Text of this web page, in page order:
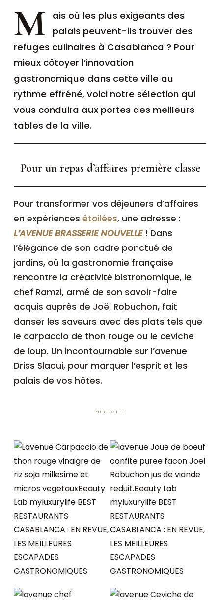
M
ais où les plus exigeants des
palais peuvent-ils trouver des
refuges culinaires à Casablanca ? Pour
mieux côtoyer l’innovation
gastronomique dans cette ville au
rythme effréné, voici notre sélection qui
vous conduira aux portes des meilleurs
tables de la ville.
Pour un repas d’affaires première classe
Pour transformer vos déjeuners d’affaires
en expériencesétoilées, une adresse :
L’AVENUE BRASSERIE NOUVELLE! Dans
l’élégance de son cadre ponctué de
jardins, où la gastronomie française
rencontre la créativité bistronomique, le
chef Ramzi, armé de son savoir-faire
acquis auprès de Joël Robuchon, fait
danser les saveurs avec des plats tels que
le carpaccio de thon rouge ou le ceviche
de loup. Un incontournable sur l’avenue
Driss Slaoui, pour marquer l’esprit et les
palais de vos hôtes.
PUBLICITÉ